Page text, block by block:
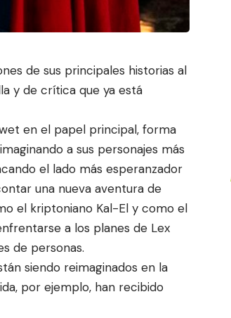
de sus principales historias al
y de crítica que ya está
en el papel principal, forma
a sus personajes más
el lado más esperanzador
una nueva aventura de
el kriptoniano Kal-El y como el
a los planes de Lex
de personas.
siendo reimaginados en la
por ejemplo, han recibido